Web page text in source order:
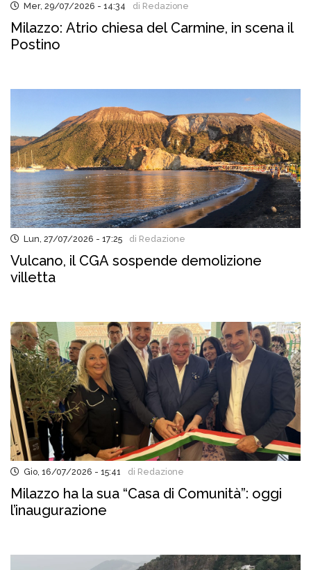
Mer, 29/07/2026 - 14:34 di Redazione
Milazzo: Atrio chiesa del Carmine, in scena il
Postino
Lun, 27/07/2026 - 17:25 di Redazione
Vulcano, il CGA sospende demolizione
villetta
Gio, 16/07/2026 - 15:41 di Redazione
Milazzo ha la sua “Casa di Comunità”: oggi
l’inaugurazione